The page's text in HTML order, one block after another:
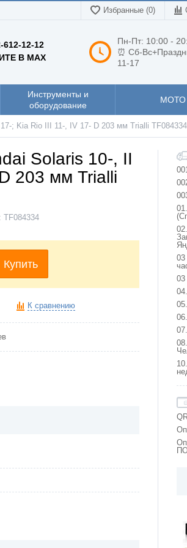
Избранные (0)
612-12-12
В MAX
Пн-Пт: 10:00 -
⏰ Сб-
11-17
Инструменты и
оборудование
МОТО
; Kia Rio III 11-, IV 17- D 203 мм Trialli
Solaris 10-, II
203 мм Trialli
TF084334
Купить
К сравнению
03